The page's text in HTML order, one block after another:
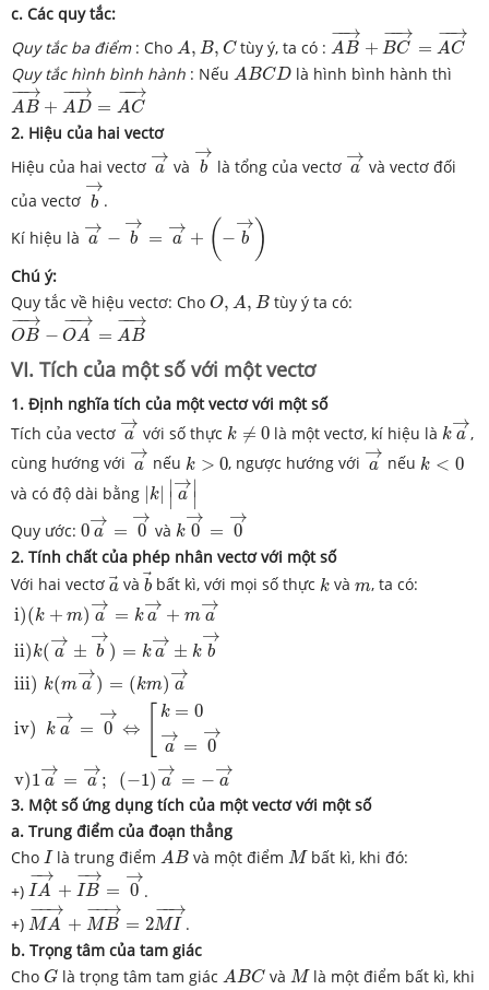
c. Các quy tắc:
Quy tắc ba điểm: Cho A, B, C
A B,C tùy ý, ta có :
−
−→
AB +
−
−→
BC =
−
−→
AC
AB→ +BC→ AC→
Quy tắc hình bình hành : Nếu ABCD
A BCD là hình bình hành thì
−
−→
AB +
−
−→
AD =
−
−→
AC
AB→+AD→ =AC→
2. Hiệu của hai vectơ
Hiệu của hai vectơ →
a
a→
và
→
b
b→
là tổng của vectơ →
a
a→
và vectơ đối
của vectơ
→
b
b→
.
Kí hiệu là →
a −
→
b =
→
a + ( −
→
b )
a→ → −b →)
Chú ý:
Quy tắc về hiệu vectơ: Cho O, A, B
O A, tùy ý ta có:
−
−→
OB −
−
−→
OA =
−
−→
AB
OB→−OA→=AB→
VI. Tích của một số với một vectơ
1. Định nghĩa tích của một vectơ với một số
Tích của vectơ →
a
a→
với số thực k ≠ 0
k 0 là một vectơ, kí hiệu làk
→
a
a→
,
cùng hướng với →
a
a→
nếu k > 0
k >0 , ngược hướng với →
a
a→
nếu k < 0
k 0
và có độ dài bằng |k| ∣
∣
→
a ∣
∣
||a→
Quy ước: 0
→
a =
→
0
→ 0→
vàk
→
0 =
→
0
0→ 0→
2. Tính chất của phép nhân vectơ với một số
Với hai vectơ a
a →
và b
b→
bất kì, với mọi số thực k
k vàm
m, ta có:
i)(k + m)
→
a = k
→
a + m
→
a
ii)k(
→
a ±
→
b ) = k
→
a ± k
→
b
iii) k(m
→
a ) = (km)
→
a
iv) k
→
a =
→
0 ⇔
k = 0
→
a =
→
0
v)1
→
a =
→
a ; (−1)
→
a = −
→
a
i) (k +m )a→=k a→+ma →ii)k (a→ ±b →)= k a→±k b→iii
3. Một số ứng dụng tích của một vectơ với một số
a. Trung điểm của đoạn thẳng
Cho I
Ilà trung điểm AB
A B và một điểm M
Mbất kì, khi đó:
+)
−→
IA +
−→
IB =
→
0
IA→+ IB→=0→
.
+)
−
−→
MA +
−−→
MB = 2
−
−→
MI
MA→ +MB→= 2 MI→
.
b. Trọng tâm của tam giác
Cho G
G là trọng tâm tam giác ABC
A BC và M
Mlà một điểm bất kì, khi